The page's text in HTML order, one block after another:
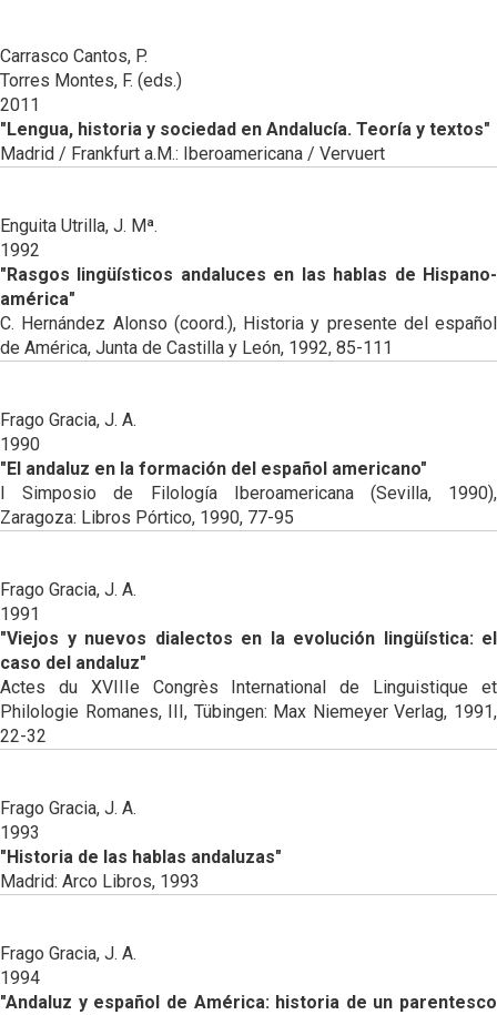
Carrasco Cantos, P.
Torres Montes, F. (eds.)
2011
"Lengua, historia y sociedad en Andalucía. Teoría y textos"
Madrid / Frankfurt a.M.: Iberoamericana / Vervuert
Enguita Utrilla, J. Mª.
1992
"Rasgos lingüísticos andaluces en las hablas de Hispano-
américa"
C. Hernández Alonso (coord.), Historia y presente del español
de América, Junta de Castilla y León, 1992, 85-111
Frago Gracia, J. A.
1990
"El andaluz en la formación del español americano"
I Simposio de Filología Iberoamericana (Sevilla, 1990),
Zaragoza: Libros Pórtico, 1990, 77-95
Frago Gracia, J. A.
1991
"Viejos y nuevos dialectos en la evolución lingüística: el
caso del andaluz"
Actes du XVIIIe Congrès International de Linguistique et
Philologie Romanes, III, Tübingen: Max Niemeyer Verlag, 1991,
22-32
Frago Gracia, J. A.
1993
"Historia de las hablas andaluzas"
Madrid: Arco Libros, 1993
Frago Gracia, J. A.
1994
"Andaluz y español de América: historia de un parentesco